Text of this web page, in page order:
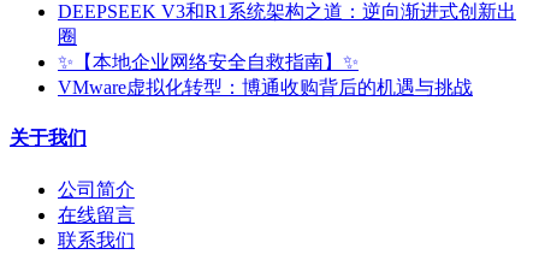
DEEPSEEK V3和R1系统架构之道：逆向渐进式创新出
圈
✨【本地企业网络安全自救指南】✨
VMware虚拟化转型：博通收购背后的机遇与挑战
关于我们
公司简介
在线留言
联系我们